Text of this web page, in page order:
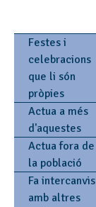
Festes i
celebracions
que li són
pròpies
Actua a més
d'aquestes
Actua fora de
la població
Fa intercanvis
amb altres